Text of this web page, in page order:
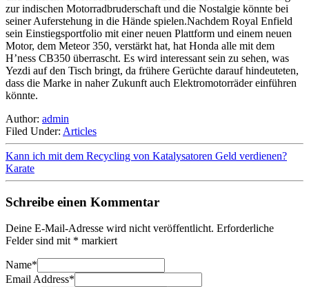
zur indischen Motorradbruderschaft und die Nostalgie könnte bei
seiner Auferstehung in die Hände spielen.Nachdem Royal Enfield
sein Einstiegsportfolio mit einer neuen Plattform und einem neuen
Motor, dem Meteor 350, verstärkt hat, hat Honda alle mit dem
H’ness CB350 überrascht. Es wird interessant sein zu sehen, was
Yezdi auf den Tisch bringt, da frühere Gerüchte darauf hindeuteten,
dass die Marke in naher Zukunft auch Elektromotorräder einführen
könnte.
Author: admin
Filed Under: Articles
Kann ich mit dem Recycling von Katalysatoren Geld verdienen?
Karate
Schreibe einen Kommentar
Deine E-Mail-Adresse wird nicht veröffentlicht. Erforderliche
Felder sind mit * markiert
Name*
Email Address*